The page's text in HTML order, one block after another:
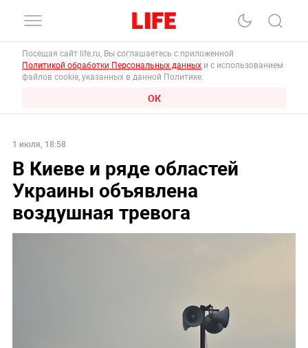
Посещая сайт life.ru, Вы соглашаетесь с приложенной
Политикой обработки Персональных данных и с использованием
файлов cookie, указанных в данной Политике.
ОК
1 июля, 18:58
В Киеве и ряде областей
Украины объявлена
воздушная тревога